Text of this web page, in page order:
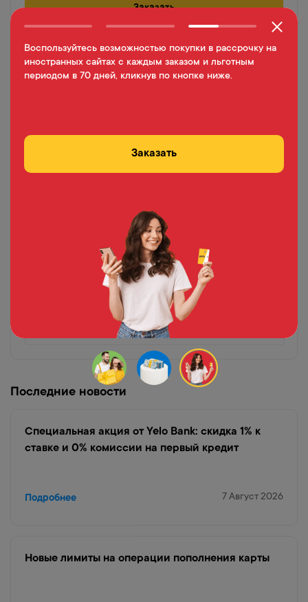
Воспользуйтесь возможностью покупки в рассрочку на
иностранных сайтах с каждым заказом и льготным
периодом в 70 дней, кликнув по кнопке ниже.
Заказать
Заказать
Полезное для вас
Новое яркое мобильное приложение от Yelo.
Отслеживайте свои счета, быстро совершайте переводы
Скачать
Google Play
Последние новости
Специальная акция от Yelo Bank: скидка 1% к
ставке и 0% комиссии на первый кредит
Подробнее 7 Август 2026
Новые лимиты на операции пополнения карты